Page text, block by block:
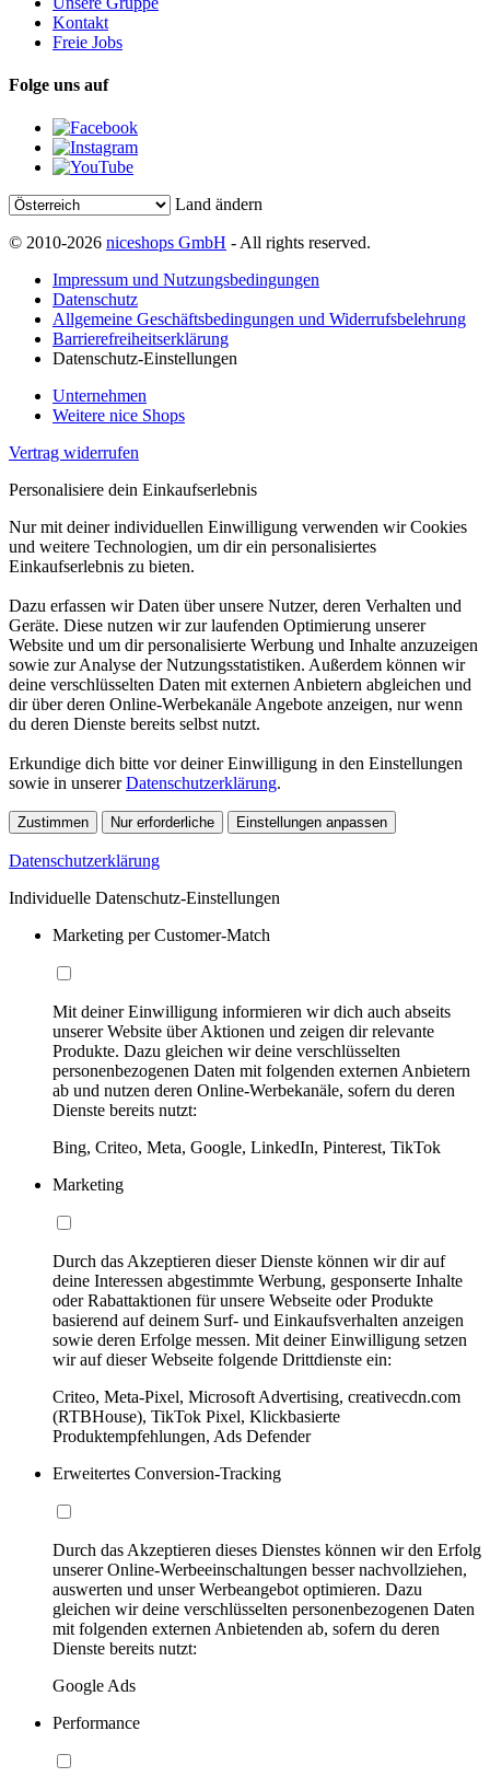
Kontakt
Freie Jobs
Folge uns auf
Land ändern
© 2010-2026 niceshops GmbH - All rights reserved.
Impressum und Nutzungsbedingungen
Datenschutz
Allgemeine Geschäftsbedingungen und Widerrufsbelehrung
Barrierefreiheitserklärung
Datenschutz-Einstellungen
Unternehmen
Weitere nice Shops
Vertrag widerrufen
Personalisiere dein Einkaufserlebnis
Nur mit deiner individuellen Einwilligung verwenden wir Cookies
und weitere Technologien, um dir ein personalisiertes
Einkaufserlebnis zu bieten.
Dazu erfassen wir Daten über unsere Nutzer, deren Verhalten und
Geräte. Diese nutzen wir zur laufenden Optimierung unserer
Website und um dir personalisierte Werbung und Inhalte anzuzeigen
sowie zur Analyse der Nutzungsstatistiken. Außerdem können wir
deine verschlüsselten Daten mit externen Anbietern abgleichen und
dir über deren Online-Werbekanäle Angebote anzeigen, nur wenn
du deren Dienste bereits selbst nutzt.
Erkundige dich bitte vor deiner Einwilligung in den Einstellungen
sowie in unsererDatenschutzerklärung.
Zustimmen Nur erforderliche Einstellungen anpassen
Datenschutzerklärung
Individuelle Datenschutz-Einstellungen
Marketing per Customer-Match
Mit deiner Einwilligung informieren wir dich auch abseits
unserer Website über Aktionen und zeigen dir relevante
Produkte. Dazu gleichen wir deine verschlüsselten
personenbezogenen Daten mit folgenden externen Anbietern
ab und nutzen deren Online-Werbekanäle, sofern du deren
Dienste bereits nutzt:
Bing, Criteo, Meta, Google, LinkedIn, Pinterest, TikTok
Marketing
Durch das Akzeptieren dieser Dienste können wir dir auf
deine Interessen abgestimmte Werbung, gesponserte Inhalte
oder Rabattaktionen für unsere Webseite oder Produkte
basierend auf deinem Surf- und Einkaufsverhalten anzeigen
sowie deren Erfolge messen. Mit deiner Einwilligung setzen
wir auf dieser Webseite folgende Drittdienste ein:
Criteo, Meta-Pixel, Microsoft Advertising, creativecdn.com
(RTBHouse), TikTok Pixel, Klickbasierte
Produktempfehlungen, Ads Defender
Erweitertes Conversion-Tracking
Durch das Akzeptieren dieses Dienstes können wir den Erfolg
unserer Online-Werbeeinschaltungen besser nachvollziehen,
auswerten und unser Werbeangebot optimieren. Dazu
gleichen wir deine verschlüsselten personenbezogenen Daten
mit folgenden externen Anbietenden ab, sofern du deren
Dienste bereits nutzt:
Google Ads
Performance